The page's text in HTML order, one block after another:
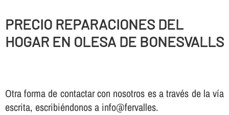
PRECIO REPARACIONES DEL
HOGAR EN OLESA DE BONESVALLS
Otra forma de contactar con nosotros es a través de la vía
escrita, escribiéndonos a info@fervalles.